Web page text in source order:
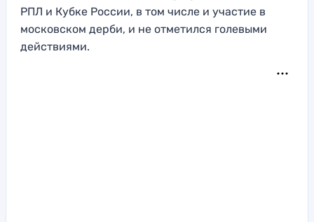
РПЛ и Кубке России, в том числе и участие в
московском дерби, и не отметился голевыми
действиями.